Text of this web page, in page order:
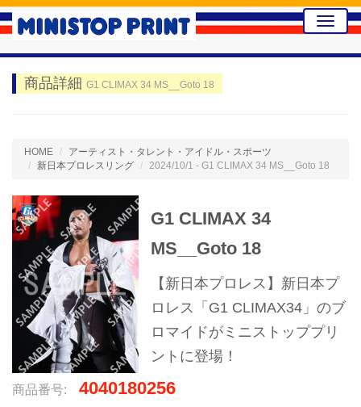
Toggle
商品詳細 G1 CLIMAX 34 MS__Goto 18
HOME
アーティスト・タレント・アイドル・スポーツ
新日本プロレスリング
2024/10/1 - G1 CLIMAX 34 MS__Goto 18
G1 CLIMAX 34
MS__Goto 18
【新日本プロレス】新日本プ
ロレス「G1 CLIMAX34」のブ
ロマイドがミニストッププリ
ントに登場！
商品番号: 4040180256